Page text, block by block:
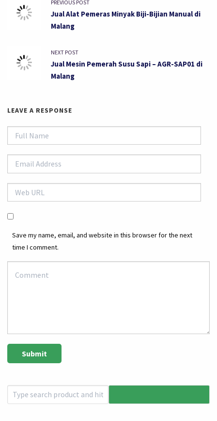
PREVIOUS POST
Jual Alat Pemeras Minyak Biji-Bijian Manual di
Malang
NEXT POST
Jual Mesin Pemerah Susu Sapi – AGR-SAP01 di
Malang
LEAVE A RESPONSE
Save my name, email, and website in this browser for the next
time I comment.